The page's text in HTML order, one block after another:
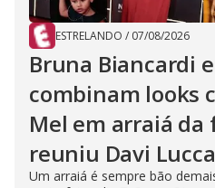
ESTRELANDO / 07/08/2026
Bruna Biancardi
combinam looks
Mel em arraiá
reuniu Davi Lucca
Um arraiá é sempre bão